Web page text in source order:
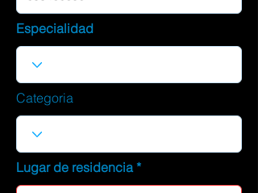
Especialidad
Categoria
Lugar de residencia